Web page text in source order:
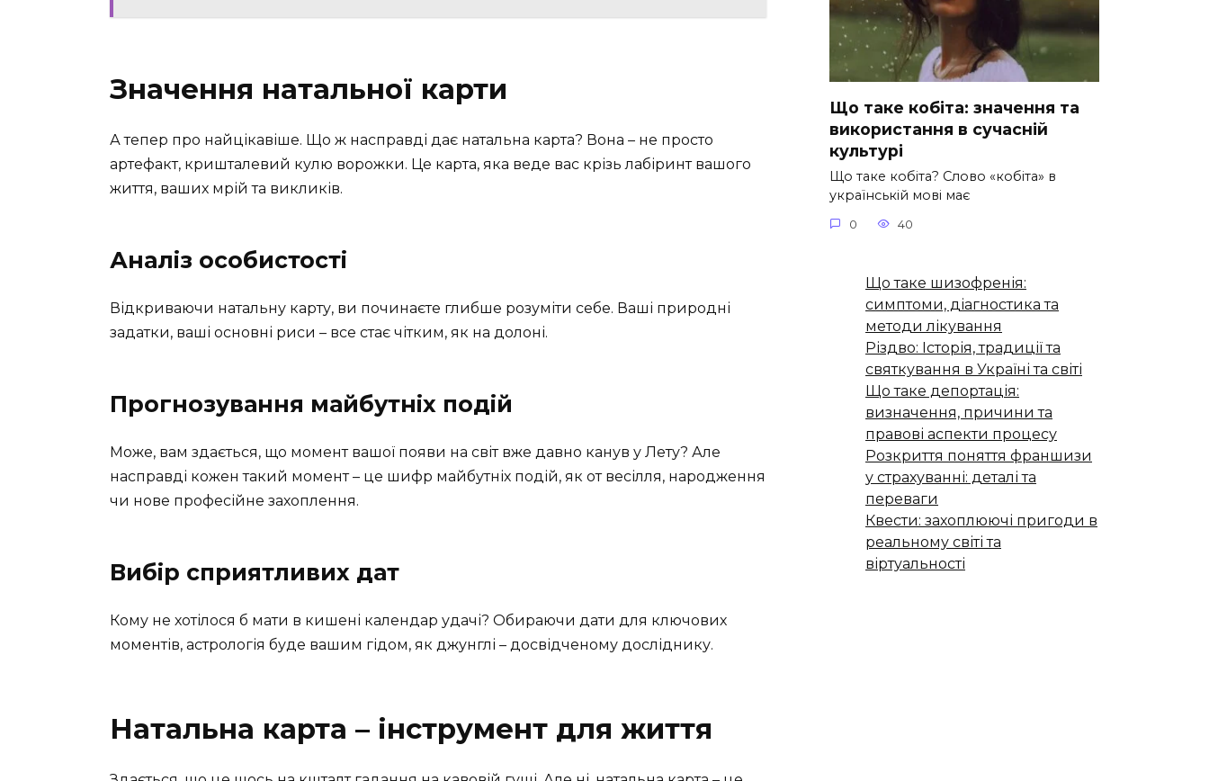
Значення натальної карти
А тепер про найцікавіше. Що ж насправді дає натальна карта? Вона – не просто
артефакт, кришталевий кулю ворожки. Це карта, яка веде вас крізь лабіринт вашого
життя, ваших мрій та викликів.
Аналіз особистості
Відкриваючи натальну карту, ви починаєте глибше розуміти себе. Ваші природні
задатки, ваші основні риси – все стає чітким, як на долоні.
Прогнозування майбутніх подій
Може, вам здається, що момент вашої появи на світ вже давно канув у Лету? Але
насправді кожен такий момент – це шифр майбутніх подій, як от весілля, народження
чи нове професійне захоплення.
Вибір сприятливих дат
Кому не хотілося б мати в кишені календар удачі? Обираючи дати для ключових
моментів, астрологія буде вашим гідом, як джунглі – досвідченому досліднику.
Натальна карта – інструмент для життя
Що таке кобіта: значення та
використання в сучасній
культурі
Що таке кобіта? Слово «кобіта» в
українській мові має
0 40
Що таке шизофренія:
симптоми, діагностика та
методи лікування
Різдво: Історія, традиції та
святкування в Україні та світі
Що таке депортація:
визначення, причини та
правові аспекти процесу
Розкриття поняття франшизи
у страхуванні: деталі та
переваги
Квести: захоплюючі пригоди в
реальному світі та
віртуальності